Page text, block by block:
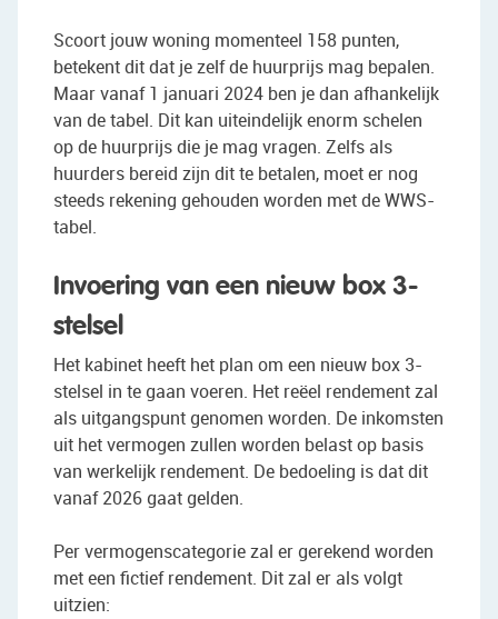
Scoort jouw woning momenteel 158 punten,
betekent dit dat je zelf de huurprijs mag bepalen.
Maar vanaf 1 januari 2024 ben je dan afhankelijk
van de tabel. Dit kan uiteindelijk enorm schelen
op de huurprijs die je mag vragen. Zelfs als
huurders bereid zijn dit te betalen, moet er nog
steeds rekening gehouden worden met de WWS-
tabel.
Invoering van een nieuw box 3-
stelsel
Het kabinet heeft het plan om een nieuw box 3-
stelsel in te gaan voeren. Het reëel rendement zal
als uitgangspunt genomen worden. De inkomsten
uit het vermogen zullen worden belast op basis
van werkelijk rendement. De bedoeling is dat dit
vanaf 2026 gaat gelden.
Per vermogenscategorie zal er gerekend worden
met een fictief rendement. Dit zal er als volgt
uitzien: